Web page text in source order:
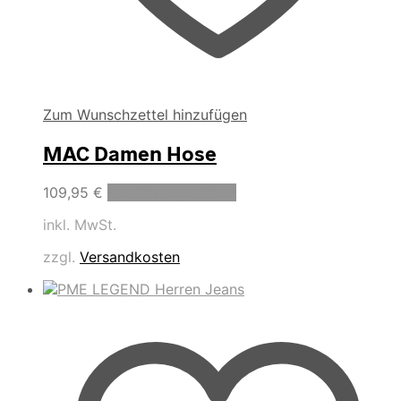
Zum Wunschzettel hinzufügen
MAC Damen Hose
109,95 €
Die
auf
der
Produktseite
inkl. MwSt.
zzgl. Versandkosten